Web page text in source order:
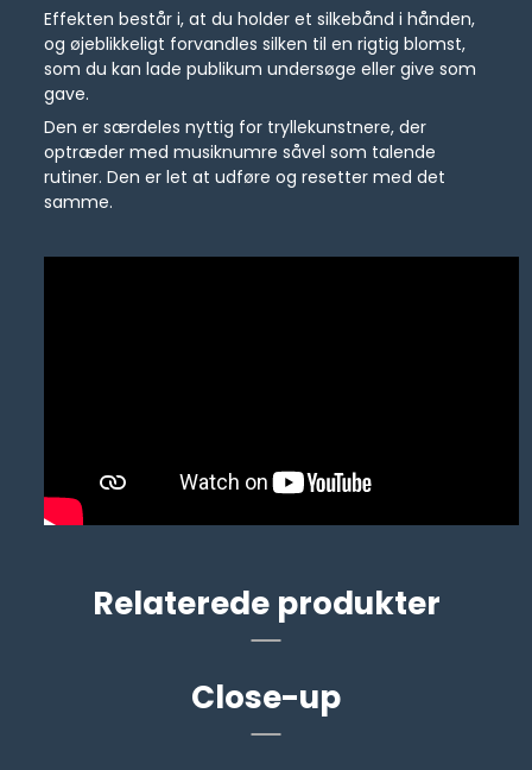
Effekten består i, at du holder et silkebånd i hånden,
og øjeblikkeligt forvandles silken til en rigtig blomst,
som du kan lade publikum undersøge eller give som
gave.
Den er særdeles nyttig for tryllekunstnere, der
optræder med musiknumre såvel som talende
rutiner. Den er let at udføre og resetter med det
samme.
Relaterede produkter
Close-up